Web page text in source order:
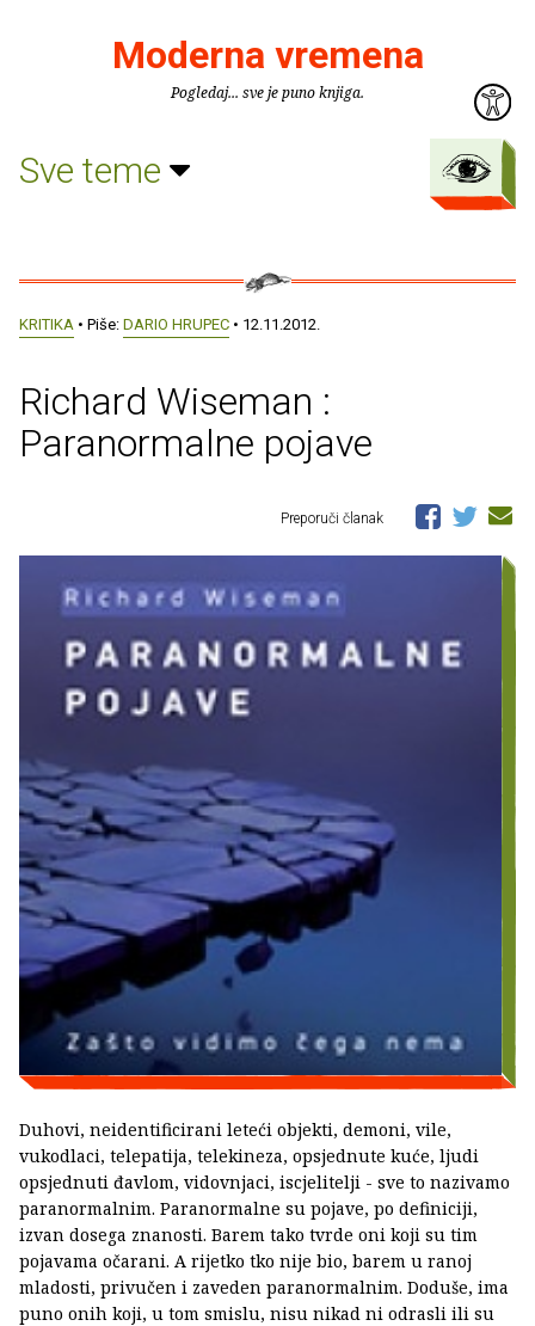
Moderna vremena
Pogledaj... sve je puno knjiga.
Sve teme
KRITIKA • Piše: DARIO HRUPEC • 12.11.2012.
Richard Wiseman :
Paranormalne pojave
Preporuči članak
Duhovi, neidentificirani leteći objekti, demoni, vile,
vukodlaci, telepatija, telekineza, opsjednute kuće, ljudi
opsjednuti đavlom, vidovnjaci, iscjelitelji - sve to nazivamo
paranormalnim. Paranormalne su pojave, po definiciji,
izvan dosega znanosti. Barem tako tvrde oni koji su tim
pojavama očarani. A rijetko tko nije bio, barem u ranoj
mladosti, privučen i zaveden paranormalnim. Doduše, ima
puno onih koji, u tom smislu, nisu nikad ni odrasli ili su